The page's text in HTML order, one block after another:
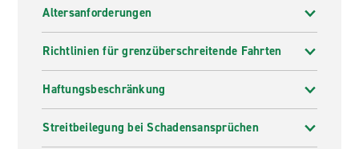
Altersanforderungen
Richtlinien für grenzüberschreitende Fahrten
Haftungsbeschränkung
Streitbeilegung bei Schadensansprüchen